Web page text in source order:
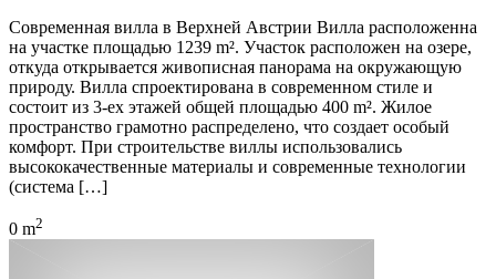
Современная вилла в Верхней Австрии Вилла расположенна
на участке площадью 1239 m². Участок расположен на озере,
откуда открывается живописная панорама на окружающую
природу. Вилла спроектирована в современном стиле и
состоит из 3-ех этажей общей площадью 400 m². Жилое
пространство грамотно распределено, что создает особый
комфорт. При строительстве виллы использовались
высококачественные материалы и современные технологии
(система […]
0 m2